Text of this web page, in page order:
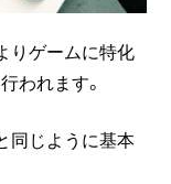
りゲームに特化
われます。
同じように基本